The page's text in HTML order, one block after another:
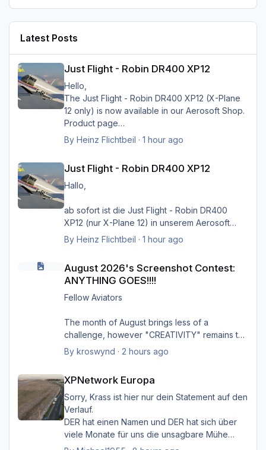
Latest Posts
Just Flight - Robin DR400 XP12
Hello,
The Just Flight - Robin DR400 XP12 (X-Plane
12 only) is now available in our Aerosoft Shop.
Product page
Greets Heinz
By Heinz Flichtbeil · 1 hour ago
Just Flight - Robin DR400 XP12
Hallo,
ab sofort ist die Just Flight - Robin DR400
XP12 (nur X-Plane 12) in unserem Aerosoft
Shop verfügbar.
Gruß Heinz
By Heinz Flichtbeil · 1 hour ago
August 2026's Screenshot Contest:
ANYTHING GOES!!!!
Fellow Aviators
The month of August brings less of a
challenge, however "CREATIVITY" remains the
focus of ALL entries, additionally providing
some context to the image helps to bring the
Climbing out of Charlotte Douglas Airport on a
humid summer afternoon. Payload was 80%
but there as over 10,000 lbs of fuel on board
due to the fueling company over-fueling
PDT5885 CLT/CAE
By kroswynd · 2 hours ago
XPNetwork Europa
Sorry, Krass ist hier nur dein Statement auf den
Verlauf.
DER hat einen Namen und DER hat sich über
viele Monate für uns die unsagbare Mühe
gemacht, den Simulator